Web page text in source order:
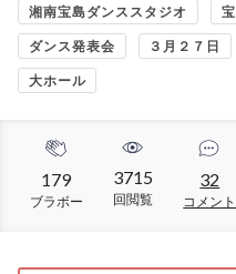
湘南宝島ダンススタジオ
ダンス発表会 ３月２７日
大ホール
179
ブラボー
3715
回閲覧
32
コメント